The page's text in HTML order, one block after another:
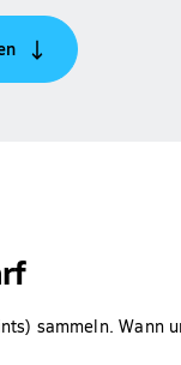
sammeln. Wann